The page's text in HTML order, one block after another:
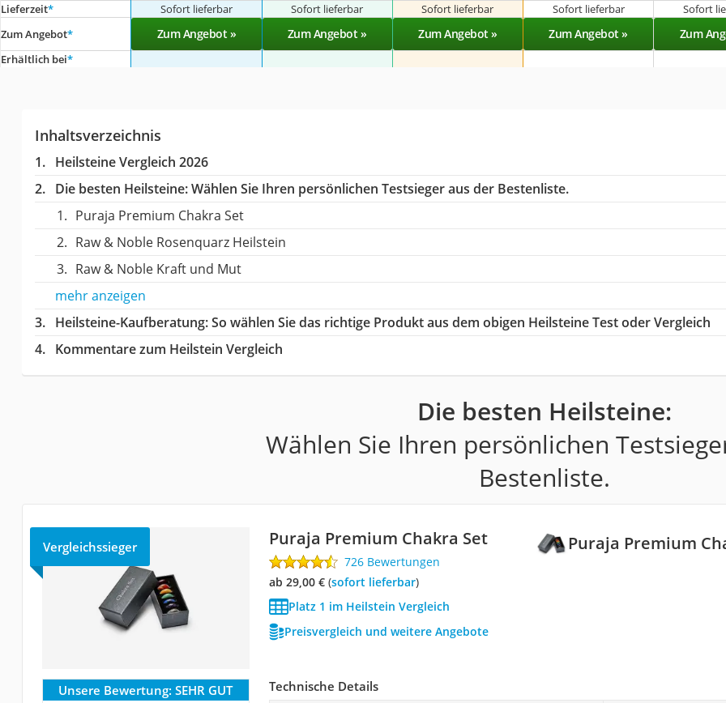
Lieferzeit* Sofort lieferbar Sofort lieferbar Sofort lieferbar Sofort lieferbar Sofort
Zum Angebot* Zum Angebot » Zum Angebot » Zum Angebot » Zum Angebot » Zum
Erhältlich bei*
Inhaltsverzeichnis
Heilsteine Vergleich 2026
Die besten Heilsteine:Wählen Sie Ihren persönlichen Testsieger aus der Bestenliste.
Puraja Premium Chakra Set
Raw & Noble Rosenquarz Heilstein
Raw & Noble Kraft und Mut
mehr anzeigen
Heilsteine-Kaufberatung: So wählen Sie das richtige Produkt aus dem obigen Heilsteine Test oder Vergleich
Kommentare zum Heilstein Vergleich
Die besten Heilsteine:
Wählen Sie Ihren persönlichen
Bestenliste.
Puraja Premium
Vergleichssieger Puraja Premium Chakra Set
726 Bewertungen
ab 29,00 €( Sofort lieferbar)
Platz 1 im Heilstein Vergleich
Preisvergleich und weitere Angebote
Unsere Bewertung: SEHR GUT
Technische Details